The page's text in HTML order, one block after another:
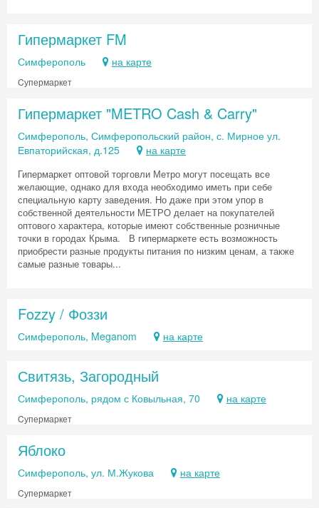
Гипермаркет FM
Симферополь на карте
Cупермаркет
Гипермаркет "METRO Cash & Carry"
Симферополь, Симферопольский район, с. Мирное ул.
Евпаторийская, д.125
на карте
Гипермаркет оптовой торговли Метро могут посещать все
желающие, однако для входа необходимо иметь при себе
специальную карту заведения. Но даже при этом упор в
собственной деятельности МЕТРО делает на покупателей
оптового характера, которые имеют собственные розничные
точки в городах Крыма. В гипермаркете есть возможность
приобрести разные продукты питания по низким ценам, а также
самые разные товары...
Fozzy / Фоззи
Симферополь, Meganom на карте
Свитязь, Загородный
Симферополь, рядом с Ковыльная, 70 на карте
Cупермаркет
Яблоко
Симферополь, ул. М.Жукова на карте
Cупермаркет